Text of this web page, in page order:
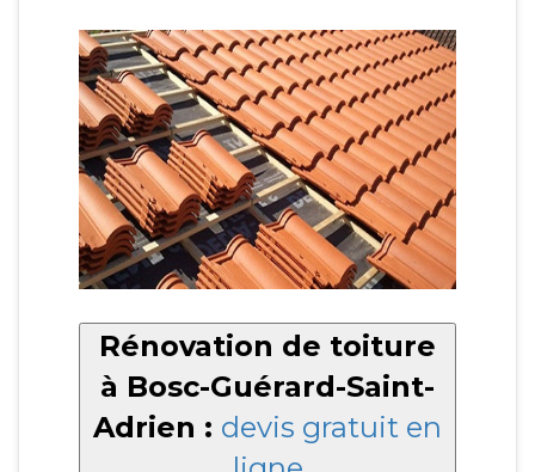
Rénovation de toiture
à Bosc-Guérard-Saint-
Adrien : devis gratuit en